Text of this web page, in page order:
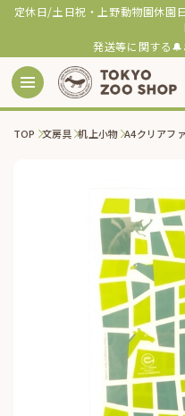
定休日/土日祝・上野動物園休園
発送等に関する
TOP 文房具 机上小物 A4クリアフ